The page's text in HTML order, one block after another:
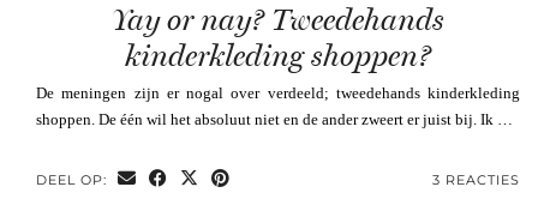
Yay or nay? Tweedehands
kinderkleding shoppen?
De meningen zijn er nogal over verdeeld; tweedehands kinderkleding
shoppen. De één wil het absoluut niet en de ander zweert er juist bij. Ik …
DEEL OP: 3 REACTIES